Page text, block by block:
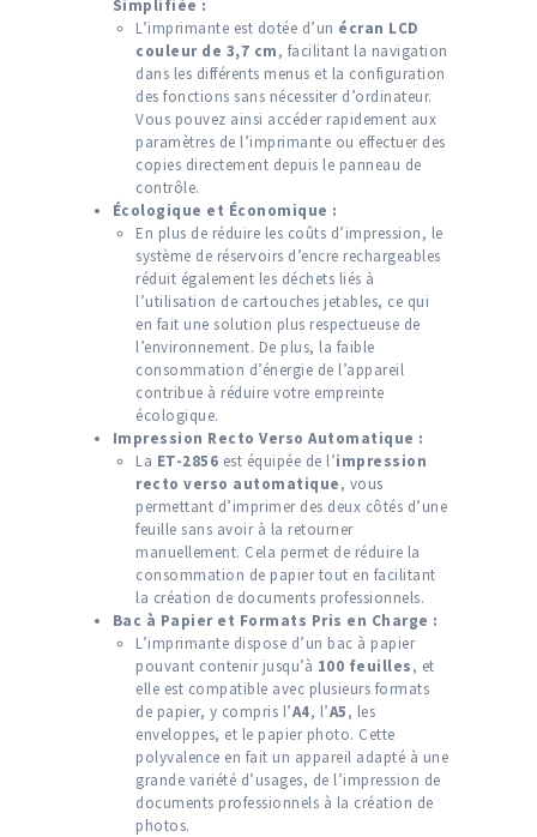
Simplifiée :
L’imprimante est dotée d’un écran LCD
couleur de 3,7 cm, facilitant la navigation
dans les différents menus et la configuration
des fonctions sans nécessiter d’ordinateur.
Vous pouvez ainsi accéder rapidement aux
paramètres de l’imprimante ou effectuer des
copies directement depuis le panneau de
contrôle.
Écologique et Économique :
En plus de réduire les coûts d’impression, le
système de réservoirs d’encre rechargeables
réduit également les déchets liés à
l’utilisation de cartouches jetables, ce qui
en fait une solution plus respectueuse de
l’environnement. De plus, la faible
consommation d’énergie de l’appareil
contribue à réduire votre empreinte
écologique.
Impression Recto Verso Automatique :
La ET-2856 est équipée de l’impression
recto verso automatique, vous
permettant d’imprimer des deux côtés d’une
feuille sans avoir à la retourner
manuellement. Cela permet de réduire la
consommation de papier tout en facilitant
la création de documents professionnels.
Bac à Papier et Formats Pris en Charge :
L’imprimante dispose d’un bac à papier
pouvant contenir jusqu’à 100 feuilles, et
elle est compatible avec plusieurs formats
de papier, y compris l’A4, l’A5, les
enveloppes, et le papier photo. Cette
polyvalence en fait un appareil adapté à une
grande variété d’usages, de l’impression de
documents professionnels à la création de
photos.